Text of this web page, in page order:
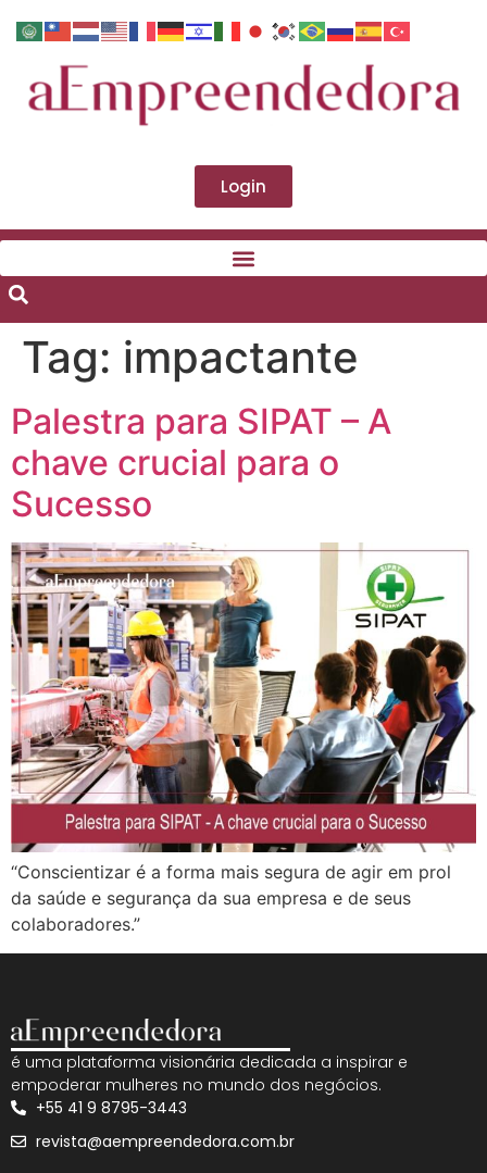
Login
Tag: impactante
Palestra para SIPAT – A
chave crucial para o
Sucesso
“Conscientizar é a forma mais segura de agir em prol
da saúde e segurança da sua empresa e de seus
colaboradores.”
é uma plataforma visionária dedicada a inspirar e
empoderar mulheres no mundo dos negócios.
+55 41 9 8795-3443
revista@aempreendedora.com.br